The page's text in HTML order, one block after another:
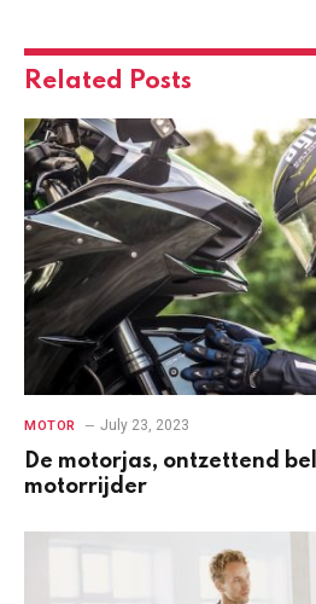
Related Posts
MOTOR July 23, 2023
De motorjas, ontzettend
motorrijder